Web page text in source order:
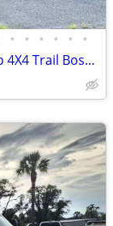
• • • • • •
2020 Chevrolet Silverado 1500 CrewCab 4X4 Trail Boss [59K Miles] chevy